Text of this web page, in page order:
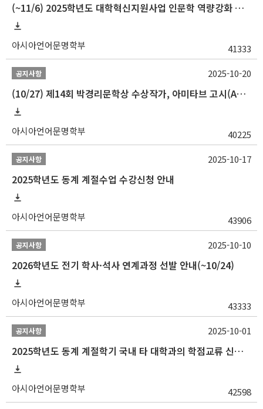
(~11/6) 2025학년도 대학혁신지원사업 인문학 역량강화 동계 인턴십 참가자 선발 안내
아시아언어문명학부 41333
공지사항
(10/27) 제14회 박경리문학상 수상작가, 아미타브 고시(Amitav Ghosh) 강연 안내
아시아언어문명학부 40225
2025-10-20
공지사항
2025학년도 동계 계절수업 수강신청 안내
아시아언어문명학부 43906
2025-10-17
공지사항
2026학년도 전기 학사·석사 연계과정 선발 안내(~10/24)
아시아언어문명학부 43333
2025-10-10
공지사항
2025학년도 동계 계절학기 국내 타 대학과의 학점교류 신청 안내
아시아언어문명학부 42598
2025-10-01